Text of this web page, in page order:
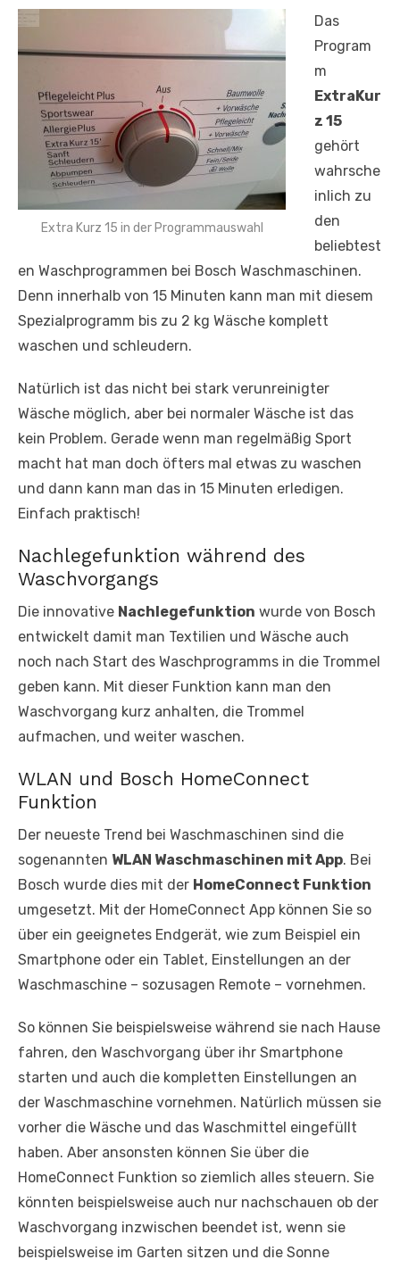
Extra Kurz 15 in der Programmauswahl
Das
Program
m
ExtraKur
z 15
gehört
wahrsche
inlich zu
den
beliebtest
en Waschprogrammen bei Bosch Waschmaschinen.
Denn innerhalb von 15 Minuten kann man mit diesem
Spezialprogramm bis zu 2 kg Wäsche komplett
waschen und schleudern.
Natürlich ist das nicht bei stark verunreinigter
Wäsche möglich, aber bei normaler Wäsche ist das
kein Problem. Gerade wenn man regelmäßig Sport
macht hat man doch öfters mal etwas zu waschen
und dann kann man das in 15 Minuten erledigen.
Einfach praktisch!
Nachlegefunktion während des
Waschvorgangs
Die innovative Nachlegefunktion wurde von Bosch
entwickelt damit man Textilien und Wäsche auch
noch nach Start des Waschprogramms in die Trommel
geben kann. Mit dieser Funktion kann man den
Waschvorgang kurz anhalten, die Trommel
aufmachen, und weiter waschen.
WLAN und Bosch HomeConnect
Funktion
Der neueste Trend bei Waschmaschinen sind die
sogenannten WLAN Waschmaschinen mit App. Bei
Bosch wurde dies mit der HomeConnect Funktion
umgesetzt. Mit der HomeConnect App können Sie so
über ein geeignetes Endgerät, wie zum Beispiel ein
Smartphone oder ein Tablet, Einstellungen an der
Waschmaschine – sozusagen Remote – vornehmen.
So können Sie beispielsweise während sie nach Hause
fahren, den Waschvorgang über ihr Smartphone
starten und auch die kompletten Einstellungen an
der Waschmaschine vornehmen. Natürlich müssen sie
vorher die Wäsche und das Waschmittel eingefüllt
haben. Aber ansonsten können Sie über die
HomeConnect Funktion so ziemlich alles steuern. Sie
könnten beispielsweise auch nur nachschauen ob der
Waschvorgang inzwischen beendet ist, wenn sie
beispielsweise im Garten sitzen und die Sonne